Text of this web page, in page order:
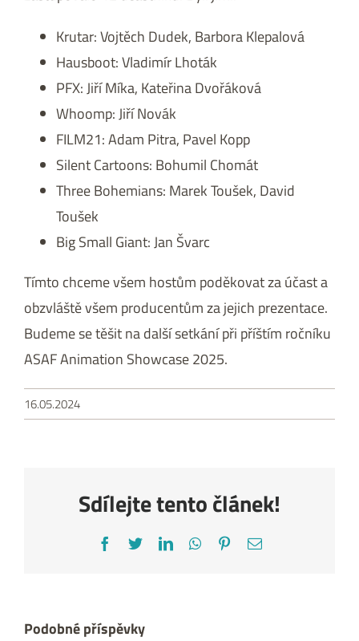
Krutar: Vojtěch Dudek, Barbora Klepalová
Hausboot: Vladimír Lhoták
PFX: Jiří Míka, Kateřina Dvořáková
Whoomp: Jiří Novák
FILM21: Adam Pitra, Pavel Kopp
Silent Cartoons: Bohumil Chomát
Three Bohemians: Marek Toušek, David
Toušek
Big Small Giant: Jan Švarc
Tímto chceme všem hostům poděkovat za účast a
obzvláště všem producentům za jejich prezentace.
Budeme se těšit na další setkání při příštím ročníku
ASAF Animation Showcase 2025.
16.05.2024
Sdílejte tento článek!
Facebook
TwitterLinkedInWhatsApp
Pinterest
E-
Podobné příspěvky